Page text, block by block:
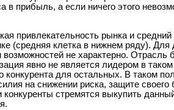
прибыль, а если ничего этого
привлекательность рынка и средний
(средняя клетка в нижнем ряду). Для
не характерно. Отрасль
явно не является лидером в
конкурента для остальных. В таком
на снижении риска, защите своего
стремятся выкупить